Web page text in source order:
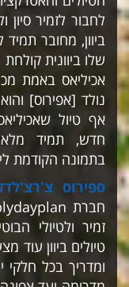
לחבור לזמיר
ביוון, מחובר תמיד
שלו ביוונית
אכיליאס באמת
נולד [אפירוס]
אף טיול
חדש, תמיד מלא
בתמונה הקודמת
ספירוס
ומדריך בכל חלקי